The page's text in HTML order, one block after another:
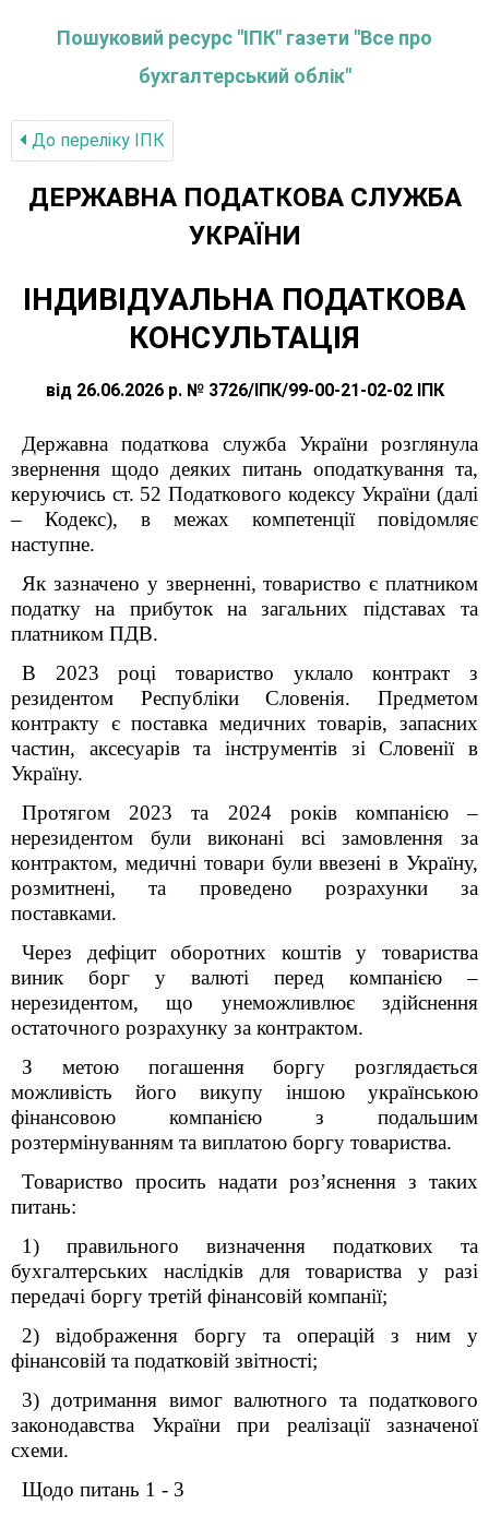
Пошуковий ресурс "ІПК" газети "Все про
бухгалтерський облік"
До переліку IПК
ДЕРЖАВНА ПОДАТКОВА СЛУЖБА
УКРАЇНИ
ІНДИВІДУАЛЬНА ПОДАТКОВА
КОНСУЛЬТАЦІЯ
від 26.06.2026 р. № 3726/ІПК/99-00-21-02-02 ІПК
Державна податкова служба України розглянула
звернення щодо деяких питань оподаткування та,
керуючись ст. 52 Податкового кодексу України (далі
– Кодекс), в межах компетенції повідомляє
наступне.
Як зазначено у зверненні, товариство є платником
податку на прибуток на загальних підставах та
платником ПДВ.
В 2023 році товариство уклало контракт з
резидентом Республіки Словенія. Предметом
контракту є поставка медичних товарів, запасних
частин, аксесуарів та інструментів зі Словенії в
Україну.
Протягом 2023 та 2024 років компанією –
нерезидентом були виконані всі замовлення за
контрактом, медичні товари були ввезені в Україну,
розмитнені, та проведено розрахунки за
поставками.
Через дефіцит оборотних коштів у товариства
виник борг у валюті перед компанією –
нерезидентом, що унеможливлює здійснення
остаточного розрахунку за контрактом.
З метою погашення боргу розглядається
можливість його викупу іншою українською
фінансовою компанією з подальшим
розтермінуванням та виплатою боргу товариства.
Товариство просить надати роз’яснення з таких
питань:
1) правильного визначення податкових та
бухгалтерських наслідків для товариства у разі
передачі боргу третій фінансовій компанії;
2) відображення боргу та операцій з ним у
фінансовій та податковій звітності;
3) дотримання вимог валютного та податкового
законодавства України при реалізації зазначеної
схеми.
Щодо питань 1 - 3